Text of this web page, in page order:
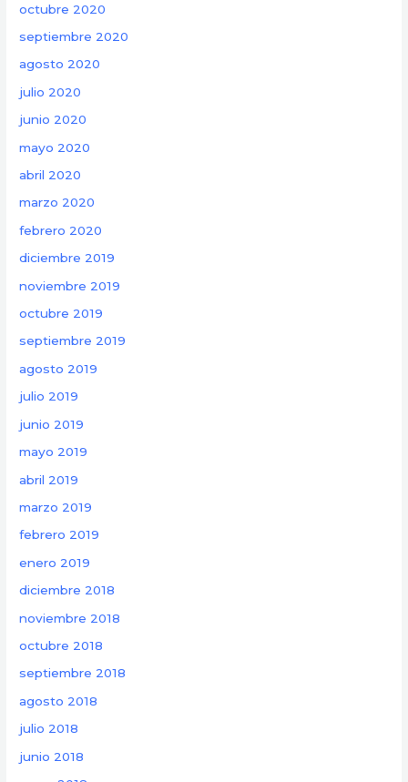
octubre 2020
septiembre 2020
agosto 2020
julio 2020
junio 2020
mayo 2020
abril 2020
marzo 2020
febrero 2020
diciembre 2019
noviembre 2019
octubre 2019
septiembre 2019
agosto 2019
julio 2019
junio 2019
mayo 2019
abril 2019
marzo 2019
febrero 2019
enero 2019
diciembre 2018
noviembre 2018
octubre 2018
septiembre 2018
agosto 2018
julio 2018
junio 2018